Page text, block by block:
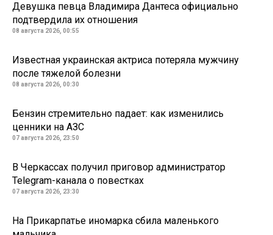
Девушка певца Владимира Дантеса официально
подтвердила их отношения
08 августа 2026, 00:55
Известная украинская актриса потеряла мужчину
после тяжелой болезни
08 августа 2026, 00:30
Бензин стремительно падает: как изменились
ценники на АЗС
07 августа 2026, 23:50
В Черкассах получил приговор администратор
Telegram-канала о повестках
07 августа 2026, 23:30
На Прикарпатье иномарка сбила маленького